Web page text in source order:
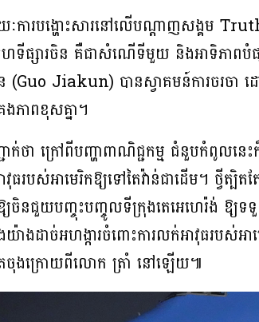
ៈការបង្ហោះសារនៅលើបណ្តាញសង្គម
ទីផ្សារចិន គឺជាសំណើទីមួយ និងអាទិភាពបំ
Jiakun) បានស្វាគមន៍ការចរចា ដោ
ងភាពខុសគ្នា។
ាក់ថា​ ក្រៅពីបញ្ហាពាណិជ្ជកម្ម ជំនួបកំពូលន
ធរបស់អាមេរិកឱ្យទៅតៃវ៉ាន់ជាដើម។ ថ្វីត្បិ
ចិនជួយបញ្ចុះបញ្ចូលទីក្រុងតេអេហេរ៉ង់ ឱ្យ
យ៉ាងដាច់អហង្ការចំពោះការលក់អាវុធរបស់អ
ចុងក្រោយពីលោក ត្រាំ នៅឡើយ៕